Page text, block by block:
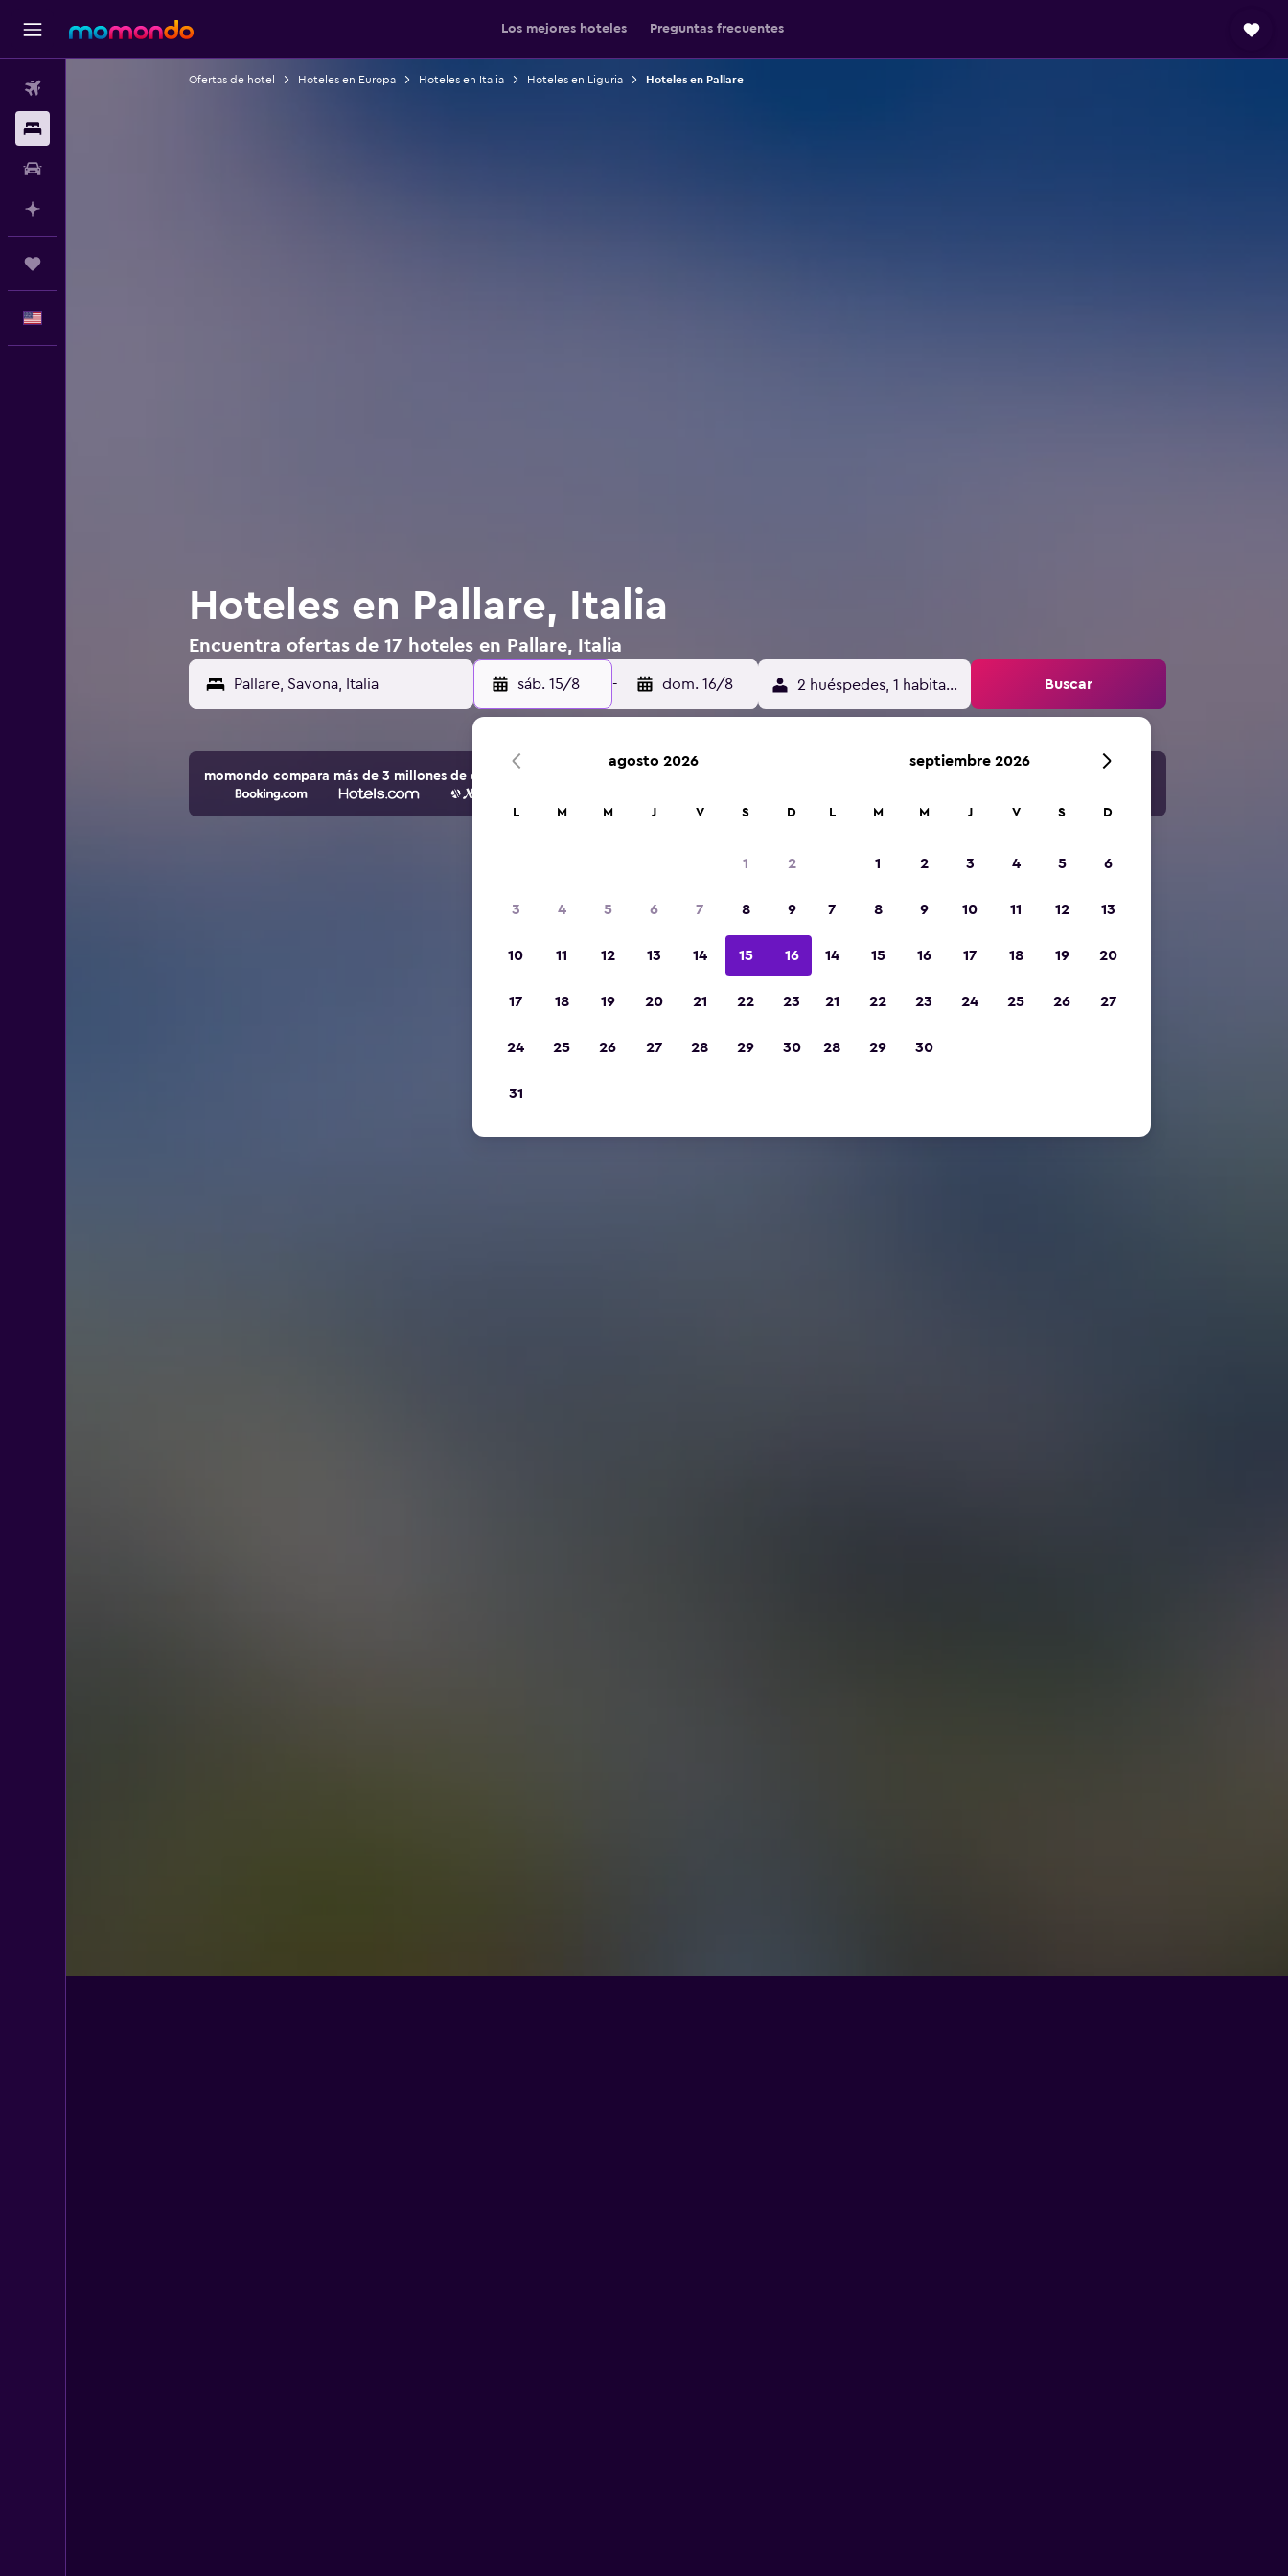
Los mejores hoteles Preguntas frecuentes
Ofertas de hotel Hoteles en Europa Hoteles en Italia Hoteles en Liguria Hoteles en Pallare
Hoteles en Pallare, Italia
Encuentra ofertas de 17 hoteles en Pallare, Italia
sáb. 15/8 - dom. 16/8 2 huéspedes, 1 habitación Buscar
momondo compara más de 3 millones de opciones de hoteles y alojamientos.
agosto 2026
L M M J V S D
1 2
3 4 5 6 7 8 9
10 11 12 13 14 15 16
17 18 19 20 21 22 23
24 25 26 27 28 29 30
31
septiembre 2026
L M M J V S D
1 2 3 4 5 6
7 8 9 10 11 12 13
14 15 16 17 18 19 20
21 22 23 24 25 26 27
28 29 30